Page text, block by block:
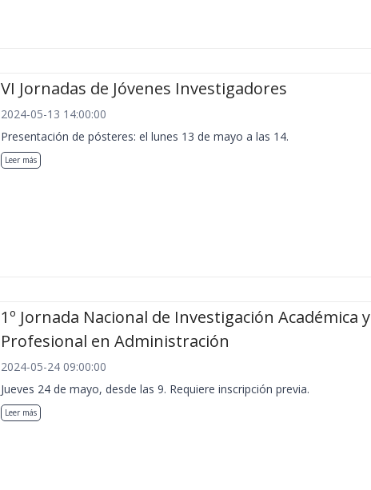
VI Jornadas de Jóvenes Investigadores
2024-05-13 14:00:00
Presentación de pósteres: el lunes 13 de mayo a las 14.
Leer más
1º Jornada Nacional de Investigación Académica y
Profesional en Administración
2024-05-24 09:00:00
Jueves 24 de mayo, desde las 9. Requiere inscripción previa.
Leer más